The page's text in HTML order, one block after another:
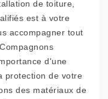
de toiture,
est à votre
accompagner tout
d'une
protection de votre
des matériaux de